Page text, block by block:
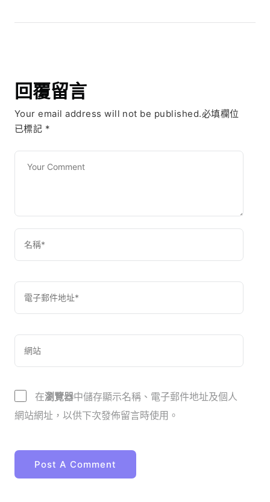
回覆留言
Your email address will not be published.必填欄位
已標記 *
在瀏覽器中儲存顯示名稱、電子郵件地址及個人
網站網址，以供下次發佈留言時使用。